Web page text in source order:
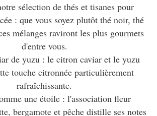
sélection de thés et tisanes pour
: que vous soyez plutôt thé noir, thé
mélanges raviront les plus gourmets
d'entre vous.
de yuzu : le citron caviar et le yuzu
touche citronnée particulièrement
rafraîchissante.
une étoile : l'association fleur
bergamote et pêche distille ses notes